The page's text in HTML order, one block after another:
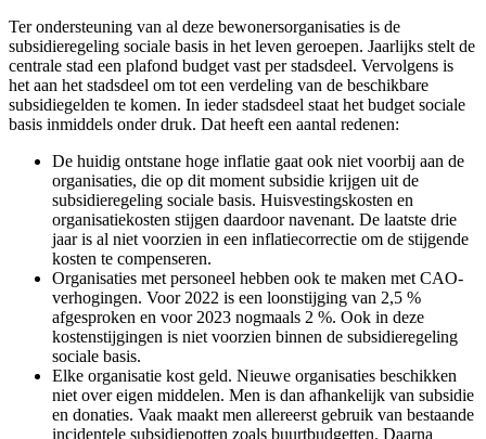
Ter ondersteuning van al deze bewonersorganisaties is de
subsidieregeling sociale basis in het leven geroepen. Jaarlijks stelt de
centrale stad een plafond budget vast per stadsdeel. Vervolgens is
het aan het stadsdeel om tot een verdeling van de beschikbare
subsidiegelden te komen. In ieder stadsdeel staat het budget sociale
basis inmiddels onder druk. Dat heeft een aantal redenen:
De huidig ontstane hoge inflatie gaat ook niet voorbij aan de
organisaties, die op dit moment subsidie krijgen uit de
subsidieregeling sociale basis. Huisvestingskosten en
organisatiekosten stijgen daardoor navenant. De laatste drie
jaar is al niet voorzien in een inflatiecorrectie om de stijgende
kosten te compenseren.
Organisaties met personeel hebben ook te maken met CAO-
verhogingen. Voor 2022 is een loonstijging van 2,5 %
afgesproken en voor 2023 nogmaals 2 %. Ook in deze
kostenstijgingen is niet voorzien binnen de subsidieregeling
sociale basis.
Elke organisatie kost geld. Nieuwe organisaties beschikken
niet over eigen middelen. Men is dan afhankelijk van subsidie
en donaties. Vaak maakt men allereerst gebruik van bestaande
incidentele subsidiepotten zoals buurtbudgetten. Daarna